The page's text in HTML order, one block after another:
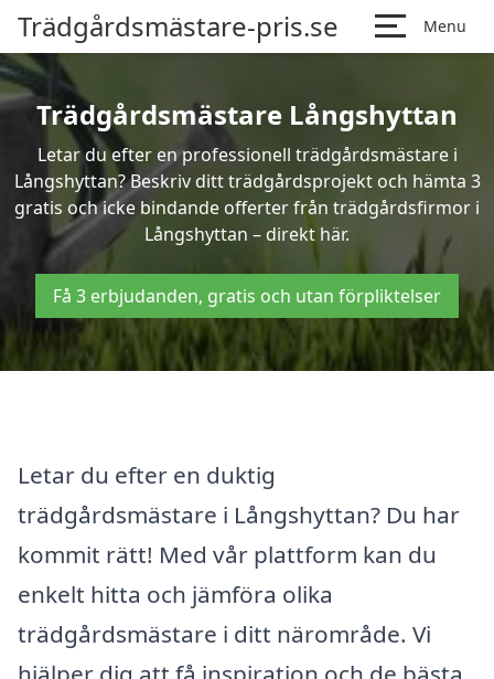
Trädgårdsmästare-pris.se Menu
Trädgårdsmästare Långshyttan
Letar du efter en professionell trädgårdsmästare i
Långshyttan? Beskriv ditt trädgårdsprojekt och hämta 3
gratis och icke bindande offerter från trädgårdsfirmor i
Långshyttan – direkt här.
Få 3 erbjudanden, gratis och utan förpliktelser
Letar du efter en duktig
trädgårdsmästare i Långshyttan? Du har
kommit rätt! Med vår plattform kan du
enkelt hitta och jämföra olika
trädgårdsmästare i ditt närområde. Vi